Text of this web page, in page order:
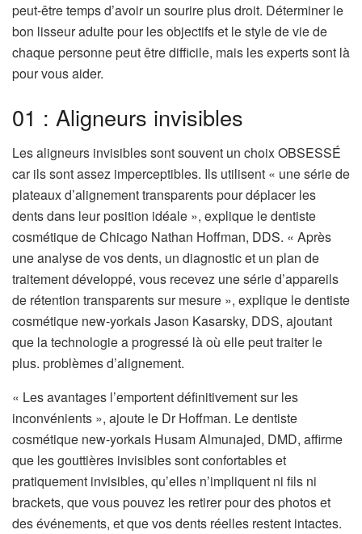
peut-être temps d’avoir un sourire plus droit. Déterminer le
bon lisseur adulte pour les objectifs et le style de vie de
chaque personne peut être difficile, mais les experts sont là
pour vous aider.
01 : Aligneurs invisibles
Les aligneurs invisibles sont souvent un choix OBSESSÉ
car ils sont assez imperceptibles. Ils utilisent « une série de
plateaux d’alignement transparents pour déplacer les
dents dans leur position idéale », explique le dentiste
cosmétique de Chicago Nathan Hoffman, DDS. « Après
une analyse de vos dents, un diagnostic et un plan de
traitement développé, vous recevez une série d’appareils
de rétention transparents sur mesure », explique le dentiste
cosmétique new-yorkais Jason Kasarsky, DDS, ajoutant
que la technologie a progressé là où elle peut traiter le
plus. problèmes d’alignement.
« Les avantages l’emportent définitivement sur les
inconvénients », ajoute le Dr Hoffman. Le dentiste
cosmétique new-yorkais Husam Almunajed, DMD, affirme
que les gouttières invisibles sont confortables et
pratiquement invisibles, qu’elles n’impliquent ni fils ni
brackets, que vous pouvez les retirer pour des photos et
des événements, et que vos dents réelles restent intactes.